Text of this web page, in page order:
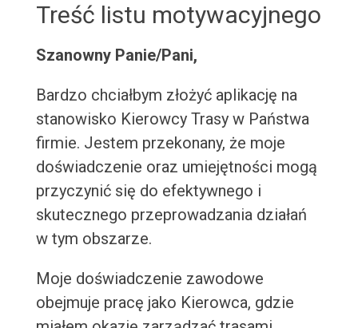
Treść listu motywacyjnego
Szanowny Panie/Pani,
Bardzo chciałbym złożyć aplikację na
stanowisko Kierowcy Trasy w Państwa
firmie. Jestem przekonany, że moje
doświadczenie oraz umiejętności mogą
przyczynić się do efektywnego i
skutecznego przeprowadzania działań
w tym obszarze.
Moje doświadczenie zawodowe
obejmuje pracę jako Kierowca, gdzie